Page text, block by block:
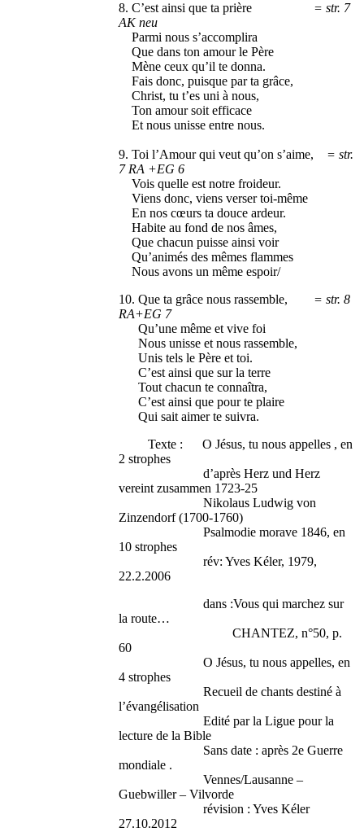
8. C’est ainsi que ta prière = str. 7
AK neu
Parmi nous s’accomplira
Que dans ton amour le Père
Mène ceux qu’il te donna.
Fais donc, puisque par ta grâce,
Christ, tu t’es uni à nous,
Ton amour soit efficace
Et nous unisse entre nous.
9. Toi l’Amour qui veut qu’on s’aime,
= str.
7 RA +EG 6
Vois quelle est notre froideur.
Viens donc, viens verser toi-même
En nos cœurs ta douce ardeur.
Habite au fond de nos âmes,
Que chacun puisse ainsi voir
Qu’animés des mêmes flammes
Nous avons un même espoir/
10. Que ta grâce nous rassemble, = str. 8
RA+EG 7
Qu’une même et vive foi
Nous unisse et nous rassemble,
Unis tels le Père et toi.
C’est ainsi que sur la terre
Tout chacun te connaîtra,
C’est ainsi que pour te plaire
Qui sait aimer te suivra.
Texte : O Jésus, tu nous appelles , en
2 strophes
d’après Herz und Herz
vereint zusammen 1723-25
Nikolaus Ludwig von
Zinzendorf (1700-1760)
Psalmodie morave 1846, en
10 strophes
rév: Yves Kéler, 1979,
22.2.2006
dans :Vous qui marchez sur
la route…
CHANTEZ, n°50, p.
60
O Jésus, tu nous appelles, en
4 strophes
Recueil de chants destiné à
l’évangélisation
Edité par la Ligue pour la
lecture de la Bible
Sans date : après 2e Guerre
mondiale .
Vennes/Lausanne –
Guebwiller – Vilvorde
révision : Yves Kéler
27.10.2012